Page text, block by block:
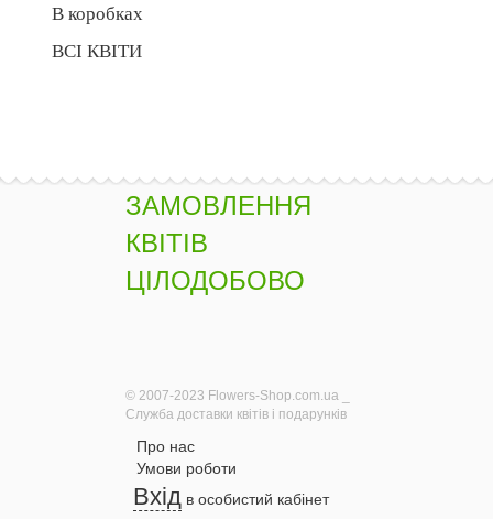
В коробках
ВСІ КВІТИ
ЗАМОВЛЕННЯ
КВІТІВ
ЦІЛОДОБОВО
© 2007-2023 Flowers-Shop.com.ua _
Служба доставки квітів і подарунків
Про нас
Умови роботи
Вхід в особистий кабінет